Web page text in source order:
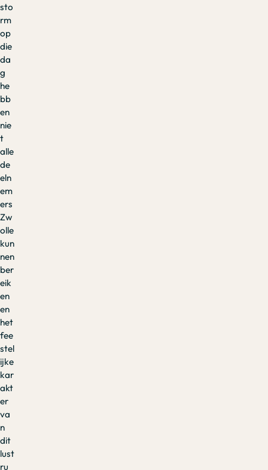
sto
rm
op
die
da
g
he
bb
en
nie
t
alle
de
eln
em
ers
Zw
olle
kun
nen
ber
eik
en
en
het
fee
stel
ijke
kar
akt
er
va
n
dit
lust
ru